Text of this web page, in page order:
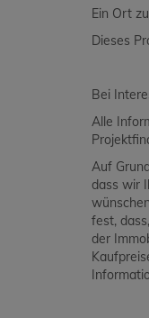
Ein Ort
Dieses
Bei
Alle
Auf
dass wir
fest,
der